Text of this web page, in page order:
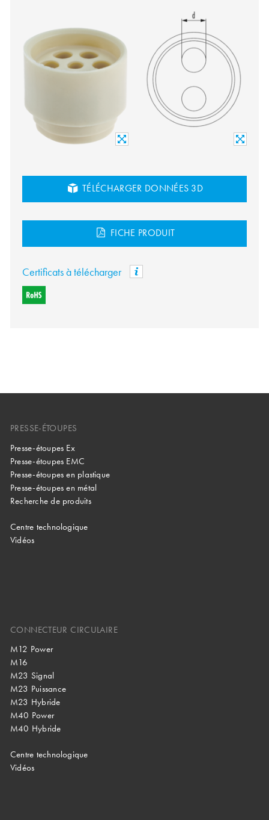
TÉLÉCHARGER DONNÉES 3D
FICHE PRODUIT
Certificats à télécharger
PRESSE-ÉTOUPES
Presse-étoupes Ex
Presse-étoupes EMC
Presse-étoupes en plastique
Presse-étoupes en métal
Recherche de produits
Centre technologique
Vidéos
CONNECTEUR CIRCULAIRE
M12 Power
M16
M23 Signal
M23 Puissance
M23 Hybride
M40 Power
M40 Hybride
Centre technologique
Vidéos